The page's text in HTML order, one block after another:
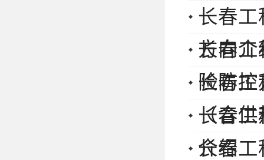
长春工
方向介
长春工
险防控
长春工
（含供
长春工
介绍
长春工